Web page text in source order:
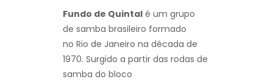
Fundo de Quintal é um grupo
de samba brasileiro formado
no Rio de Janeiro na década de
1970. Surgido a partir das rodas de
samba do bloco